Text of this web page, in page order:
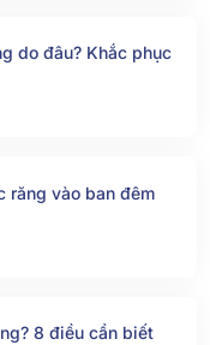
do đâu? Khắc phục
răng vào ban đêm
8 điều cần biết